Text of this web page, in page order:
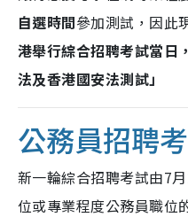
自選時間參加測試，因此
港舉行綜合招聘考試當日
法及香港國安法測試」
公務員招聘
新一輪綜合招聘考試由7
位或專業程度公務員職位